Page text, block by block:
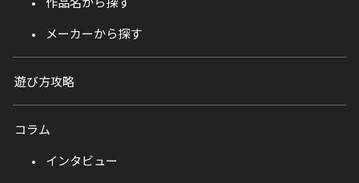
メーカーから探す
遊び方攻略
コラム
インタビュー